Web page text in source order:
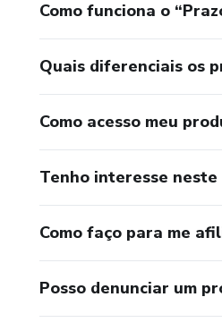
Como funciona o
Quais diferenciais os
Como acesso meu
Tenho interesse
Como faço para me
Posso denunciar um